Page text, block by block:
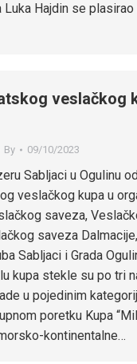
Luka Hajdin se plasirao
veslačkog
By 09/10/2023
Sabljaci u Ogulinu
veslačkog kupa u
saveza,
saveza
Sabljaci i Grada
kupa stekle su po tri
u pojedinim
poretku Kupa
kontinentalne…